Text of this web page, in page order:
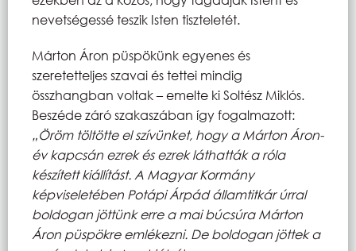
nevetségessé teszik Isten tiszteletét.
Márton Áron püspökünk egyenes és
szeretetteljes szavai és tettei mindig
összhangban voltak – emelte ki Soltész Miklós.
Beszéde záró szakaszában így fogalmazott:
„Öröm töltötte el szívünket, hogy a Márton Áron-
év kapcsán ezrek és ezrek láthatták a róla
készített kiállítást. A Magyar Kormány
képviseletében Potápi Árpád államtitkár úrral
boldogan jöttünk erre a mai búcsúra Márton
Áron püspökre emlékezni. De boldogan jöttek a